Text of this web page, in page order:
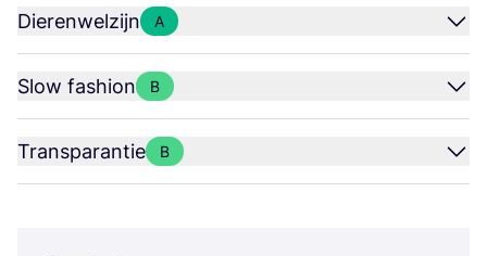
Dierenwelzijn A
Slow fashion B
Transparantie B